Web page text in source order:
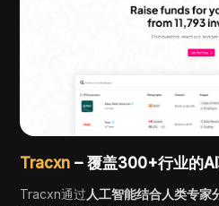
Tracxn – 覆盖300+行业的
Tracxn通过 人工智能结合人类专家